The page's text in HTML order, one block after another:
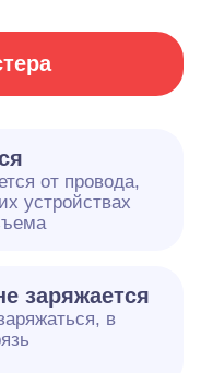
от провода,
устройствах
заряжается
в